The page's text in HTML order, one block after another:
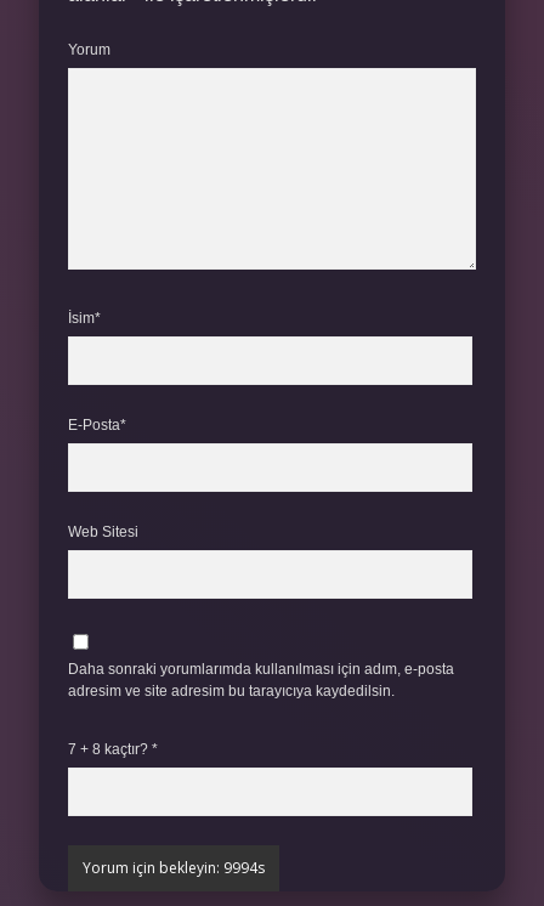
Yorum
İsim*
E-Posta*
Web Sitesi
Daha sonraki yorumlarımda kullanılması için adım, e-posta
adresim ve site adresim bu tarayıcıya kaydedilsin.
7 + 8 kaçtır? *